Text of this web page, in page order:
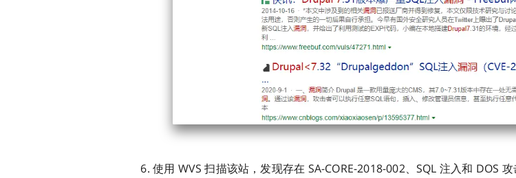
使用 WVS 扫描该站，发现存在 SA-CORE-2018-002、SQL 注入和 DOS